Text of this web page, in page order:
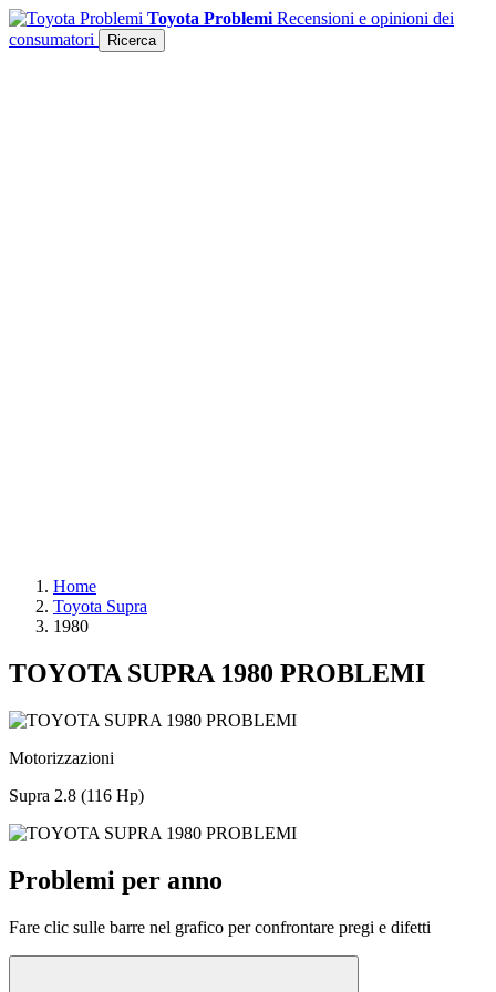
Toyota Problemi Recensioni e opinioni dei
consumatori
Ricerca
Home
Toyota Supra
1980
TOYOTA SUPRA 1980 PROBLEMI
Motorizzazioni
Supra 2.8 (116 Hp)
Problemi per anno
Fare clic sulle barre nel grafico per confrontare pregi e difetti